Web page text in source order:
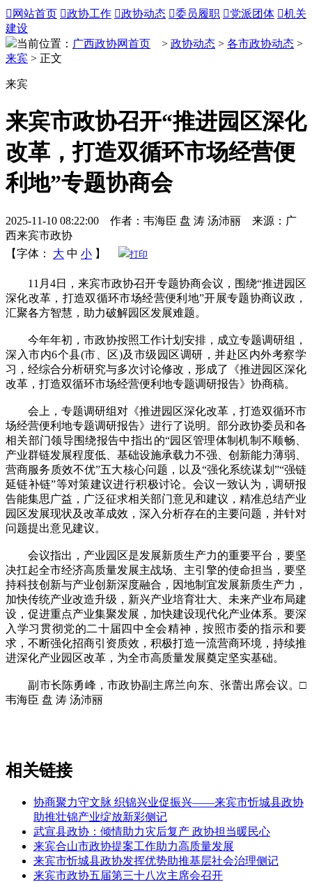
 网站首页 政协工作 政协动态 委员履职 党派团体 机关
建设
当前位置： 广西政协网首页 > 政协动态 > 各市政协动态 >
来宾 > 正文
来宾
来宾市政协召开“推进园区深化
改革，打造双循环市场经营便
利地”专题协商会
2025-11-10 08:22:00 作者：韦海臣 盘 涛 汤沛丽 来源：广
西来宾市政协
【字体：
大 中 小 】 打印
11月4日，来宾市政协召开专题协商会议，围绕“推进园区
深化改革，打造双循环市场经营便利地”开展专题协商议政，
汇聚各方智慧，助力破解园区发展难题。
今年年初，市政协按照工作计划安排，成立专题调研组，
深入市内6个县(市、区)及市级园区调研，并赴区内外考察学
习，经综合分析研究与多次讨论修改，形成了《推进园区深化
改革，打造双循环市场经营便利地专题调研报告》协商稿。
会上，专题调研组对《推进园区深化改革，打造双循环市
场经营便利地专题调研报告》进行了说明。部分政协委员和各
相关部门领导围绕报告中指出的“园区管理体制机制不顺畅、
产业群链发展程度低、基础设施承载力不强、创新能力薄弱、
营商服务质效不优”五大核心问题，以及“强化系统谋划”“强链
延链补链”等对策建议进行积极讨论。会议一致认为，调研报
告能集思广益，广泛征求相关部门意见和建议，精准总结产业
园区发展现状及改革成效，深入分析存在的主要问题，并针对
问题提出意见建议。
会议指出，产业园区是发展新质生产力的重要平台，要坚
决扛起全市经济高质量发展主战场、主引擎的使命担当，要坚
持科技创新与产业创新深度融合，因地制宜发展新质生产力，
加快传统产业改造升级，新兴产业培育壮大、未来产业布局建
设，促进重点产业集聚发展，加快建设现代化产业体系。要深
入学习贯彻党的二十届四中全会精神，按照市委的指示和要
求，不断强化招商引资质效，积极打造一流营商环境，持续推
进深化产业园区改革，为全市高质量发展奠定坚实基础。
副市长陈勇峰，市政协副主席兰向东、张蕾出席会议。□
韦海臣 盘 涛 汤沛丽
相关链接
协商聚力守文脉 织锦兴业促振兴——来宾市忻城县政协
助推壮锦产业绽放新彩侧记
武宣县政协：倾情助力灾后复产 政协担当暖民心
来宾合山市政协提案工作助力高质量发展
来宾市忻城县政协发挥优势助推基层社会治理侧记
来宾市政协五届第三十八次主席会召开